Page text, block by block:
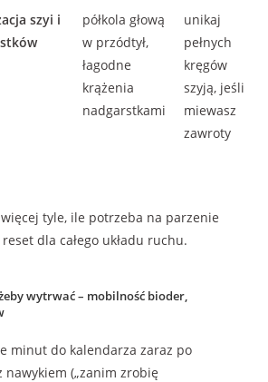
szyi i
półkola głową
w przódtył,
łagodne
krążenia
nadgarstkami
unikaj
pełnych
kręgów
szyją, jeśli
miewasz
zawroty
tyle, ile potrzeba na parzenie
reset dla całego układu ruchu.
wytrwać – mobilność bioder,
minut do kalendarza zaraz po
nawykiem („zanim zrobię